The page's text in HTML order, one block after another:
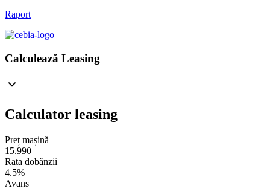
Raport
Calculează Leasing
Calculator leasing
Preț mașină
15.990
Rata dobânzii
4.5%
Avans